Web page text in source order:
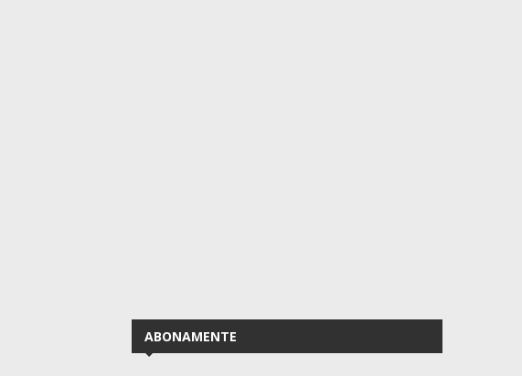
ABONAMENTE